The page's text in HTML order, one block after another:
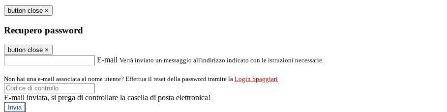
button close ×
Recupero password
button close ×
E-mail Verrà inviato un messaggio all'indirizzo indicato con le istruzioni necessarie.
Non hai una e-mail associata al nome utente? Effettua il reset della password tramite la Login Spaggiari
E-mail inviata, si prega di controllare la casella di posta elettronica!